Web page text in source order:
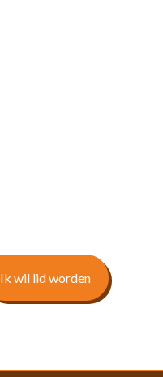
Ik wil lid worden